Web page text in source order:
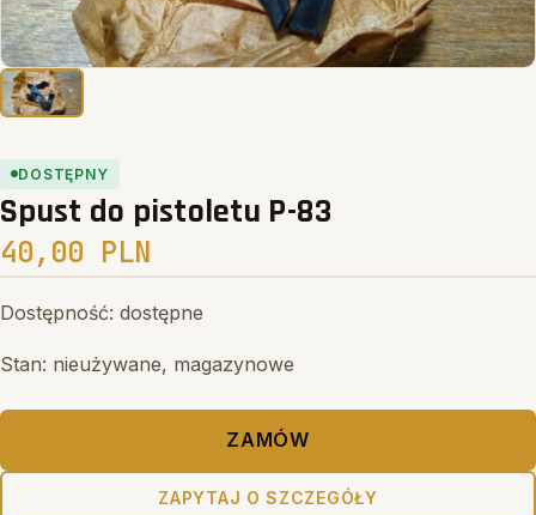
OBSŁUGA PRAWNA
KONTAKT
Search
DOSTĘPNY
Spust do pistoletu P-83
40,00 PLN
Dostępność: dostępne
Stan: nieużywane, magazynowe
ZAMÓW
ZAPYTAJ O SZCZEGÓŁY